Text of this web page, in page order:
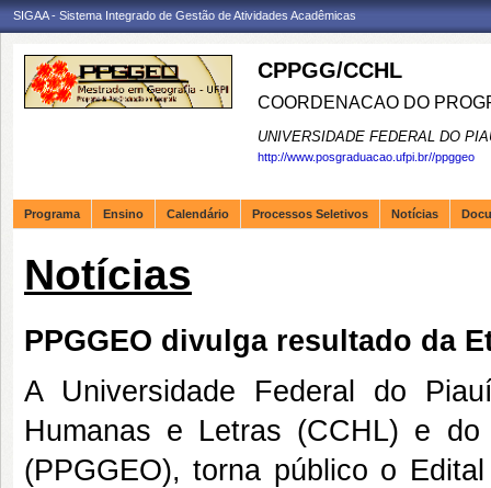
SIGAA - Sistema Integrado de Gestão de Atividades Acadêmicas
CPPGG/CCHL
COORDENACAO DO
UNIVERSIDADE FEDERAL DO
http://www.posgraduacao.ufpi.br//ppggeo
Programa Ensino Calendário Processos Seletivos Notícias
Notícias
PPGGEO divulga resultado da
A Universidade Federal do
Humanas e Letras (CCHL) e do
(PPGGEO), torna público o